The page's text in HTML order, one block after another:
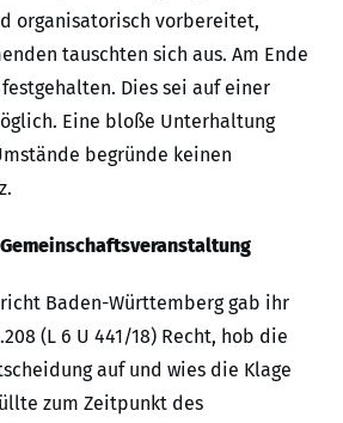
organisatorisch vorbereitet,
tauschten sich aus. Am Ende
Dies sei auf einer
Eine bloße Unterhaltung
begründe keinen
Baden-Württemberg gab ihr
(L 6 U 441/18) Recht, hob die
auf und wies die Klage
zum Zeitpunkt des